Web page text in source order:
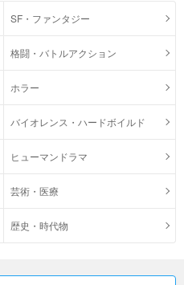
SF・ファンタジー
格闘・バトルアクション
ホラー
バイオレンス・ハードボイルド
ヒューマンドラマ
芸術・医療
歴史・時代物